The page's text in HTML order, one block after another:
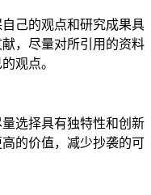
己的观点和研究成果具
，尽量对所引用的资料
观点。
选择具有独特性和创新
的价值，减少抄袭的可